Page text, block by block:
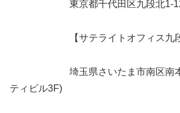
東京都千代田区九段北1-12-
【サテライトオフィス九段
埼玉県さいたま市南区南本町
ティビル3F)